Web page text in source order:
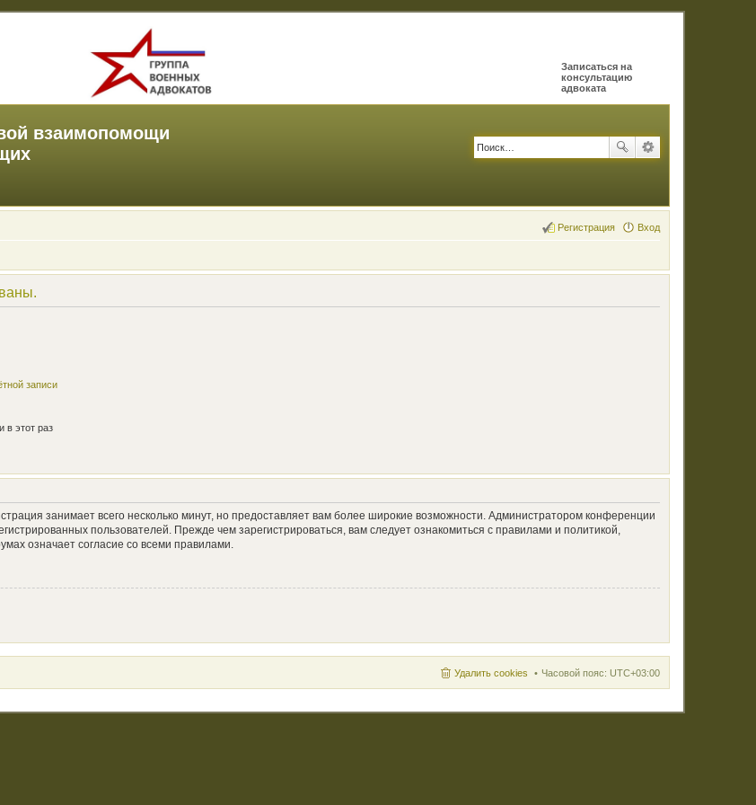
Записаться на
консультацию
адвоката
взаимопомощи
Вход
Регистрация
записи
в этот раз
занимает всего несколько минут, но предоставляет вам более широкие возможности. Администратором конференции
пользователей. Прежде чем зарегистрироваться, вам следует ознакомиться с правилами и политикой,
означает согласие со всеми правилами.
Часовой пояс: UTC+03:00
Удалить cookies